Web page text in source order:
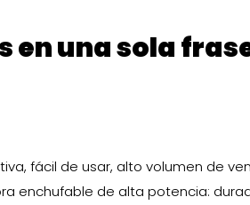
en una sola
fácil de usar, alto volumen de
enchufable de alta potencia: